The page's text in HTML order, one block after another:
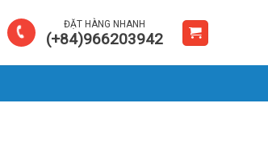
ĐẶT HÀNG NHANH
(+84)966203942